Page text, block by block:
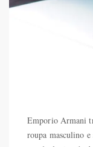
Emporio Armani
roupa masculino